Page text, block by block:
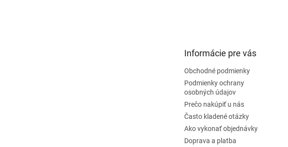
Informácie pre vás
Obchodné podmienky
Podmienky ochrany
osobných údajov
Prečo nakúpiť u nás
Často kladené otázky
Ako vykonať objednávky
Doprava a platba